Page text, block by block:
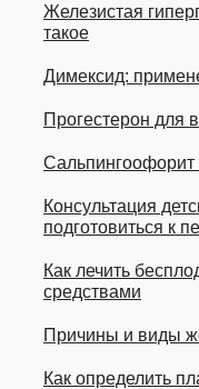
Железистая
такое
Димексид:
Прогестерон для
Консультация
подготовиться к
Как лечить
средствами
Причины и виды
Как определить